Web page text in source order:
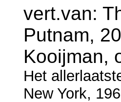
vert.van:
Putnam,
Kooijman,
Het
New York,